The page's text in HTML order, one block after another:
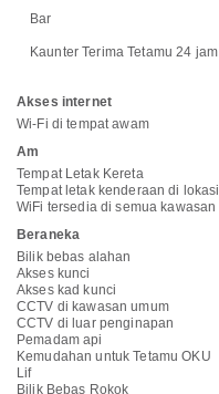
Bar
Kaunter Terima Tetamu 24 jam
Akses internet
Wi-Fi di tempat awam
Am
Tempat Letak Kereta
Tempat letak kenderaan di lokasi
WiFi tersedia di semua kawasan
Beraneka
Bilik bebas alahan
Akses kunci
Akses kad kunci
CCTV di kawasan umum
CCTV di luar penginapan
Pemadam api
Kemudahan untuk Tetamu OKU
Lif
Bilik Bebas Rokok